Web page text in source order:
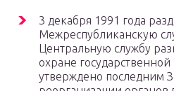
3 декабря 1991 года
Межреспубликанскую
Центральную службу
охране
утверждено последним